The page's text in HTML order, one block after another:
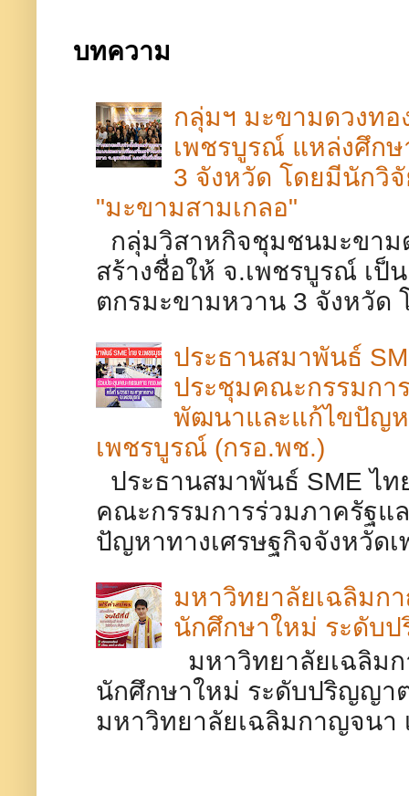
บทความ
กลุ่มฯ มะขามดวงทอ
เพชรบูรณ์​ แหล่งศึก
3 จังหวัด โดยมีนักวิ
"มะขามสามเกลอ"
กลุ่มวิสาหกิจชุมชนมะขาม
สร้างชื่อให้ จ.เพชรบูรณ์​ เป็
ตกรมะขามหวาน 3 จังหวัด
ประธานสมาพันธ์
ประชุมคณะกรรมกา
พัฒนาและแก้ไขปัญห
เพชรบูรณ์ (กรอ.พช.)
ประธานสมาพันธ์ SME ไ
คณะกรรมการร่วมภาครัฐแ
ปัญหาทางเศรษฐกิจจังหวัด
มหาวิทยาลัยเฉลิมก
นักศึกษาใหม่ ระดับ
มหาวิทยาลัยเฉลิม
นักศึกษาใหม่ ระดับปริญญา
มหาวิทยาลัยเฉลิมกาญจน